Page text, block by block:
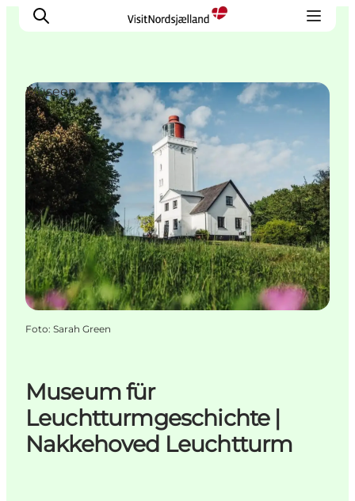
Highlights
Erlebnisse
Geschmack
Unterkünfte
Städte
Reiseplanung
Museum für
Leuchtturmgeschichte |
Nakkehoved Leuchtturm
Museen
Foto: Sarah Green